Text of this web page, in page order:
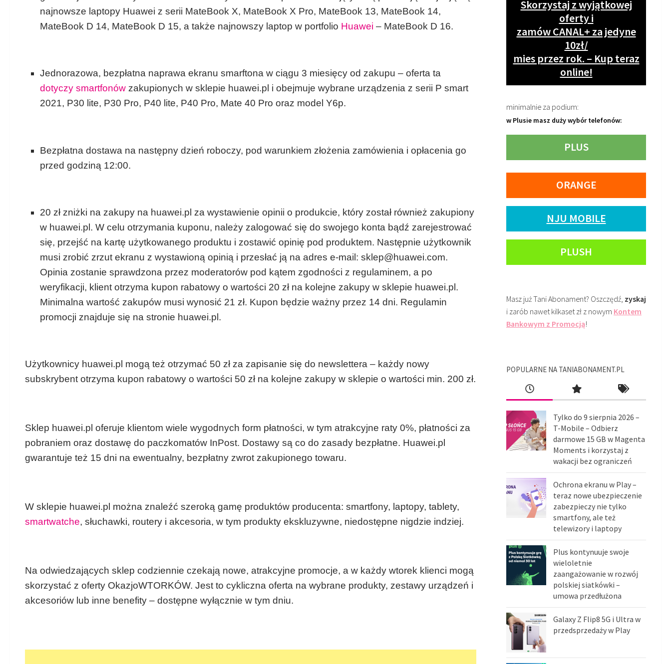
najnowsze laptopy Huawei z serii MateBook X, MateBook X Pro, MateBook 13, MateBook 14,
MateBook D 14, MateBook D 15, a także najnowszy laptop w portfolio Huawei – MateBook D 16.
Jednorazowa, bezpłatna naprawa ekranu smarftona w ciągu 3 miesięcy od zakupu – oferta ta
dotyczy smartfonów zakupionych w sklepie huawei.pl i obejmuje wybrane urządzenia z serii P smart
2021, P30 lite, P30 Pro, P40 lite, P40 Pro, Mate 40 Pro oraz model Y6p.
Bezpłatna dostawa na następny dzień roboczy, pod warunkiem złożenia zamówienia i opłacenia go
przed godziną 12:00.
20 zł zniżki na zakupy na huawei.pl za wystawienie opinii o produkcie, który został również zakupiony
w huawei.pl. W celu otrzymania kuponu, należy zalogować się do swojego konta bądź zarejestrować
się, przejść na kartę użytkowanego produktu i zostawić opinię pod produktem. Następnie użytkownik
musi zrobić zrzut ekranu z wystawioną opinią i przesłać ją na adres e-mail: sklep@huawei.com.
Opinia zostanie sprawdzona przez moderatorów pod kątem zgodności z regulaminem, a po
weryfikacji, klient otrzyma kupon rabatowy o wartości 20 zł na kolejne zakupy w sklepie huawei.pl.
Minimalna wartość zakupów musi wynosić 21 zł. Kupon będzie ważny przez 14 dni. Regulamin
promocji znajduje się na stronie huawei.pl.
Użytkownicy huawei.pl mogą też otrzymać 50 zł za zapisanie się do newslettera – każdy nowy
subskrybent otrzyma kupon rabatowy o wartości 50 zł na kolejne zakupy w sklepie o wartości min. 200 zł.
Sklep huawei.pl oferuje klientom wiele wygodnych form płatności, w tym atrakcyjne raty 0%, płatności za
pobraniem oraz dostawę do paczkomatów InPost. Dostawy są co do zasady bezpłatne. Huawei.pl
gwarantuje też 15 dni na ewentualny, bezpłatny zwrot zakupionego towaru.
W sklepie huawei.pl można znaleźć szeroką gamę produktów producenta: smartfony, laptopy, tablety,
smartwatche, słuchawki, routery i akcesoria, w tym produkty ekskluzywne, niedostępne nigdzie indziej.
Na odwiedzających sklep codziennie czekają nowe, atrakcyjne promocje, a w każdy wtorek klienci mogą
skorzystać z oferty OkazjoWTORKÓW. Jest to cykliczna oferta na wybrane produkty, zestawy urządzeń i
akcesoriów lub inne benefity – dostępne wyłącznie w tym dniu.
Skorzystaj z wyjątkowej
oferty i
zamów CANAL+ za jedyne
10zł/
mies przez rok. – Kup teraz
online!
minimalnie za podium:
w Plusie masz duży wybór telefonów:
PLUS
ORANGE
NJU MOBILE
PLUSH
Masz już Tani Abonament? Oszczędź, zyskaj
i zarób nawet kilkaset zł z nowym Kontem
Bankowym z Promocją!
POPULARNE NA TANIABONAMENT.PL
Tylko do 9 sierpnia 2026 –
T-Mobile – Odbierz
darmowe 15 GB w Magenta
Moments i korzystaj z
wakacji bez ograniczeń
Ochrona ekranu w Play –
teraz nowe ubezpieczenie
zabezpieczy nie tylko
smartfony, ale też
telewizory i laptopy
Plus kontynuuje swoje
wieloletnie
zaangażowanie w rozwój
polskiej siatkówki –
umowa przedłużona
Galaxy Z Flip8 5G i Ultra w
przedsprzedaży w Play